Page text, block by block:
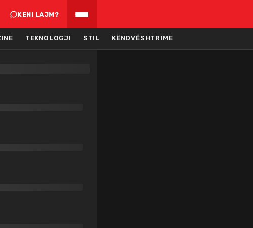
KENI LAJM?
TEKNOLOGJI STIL KËNDVËSHTRIME